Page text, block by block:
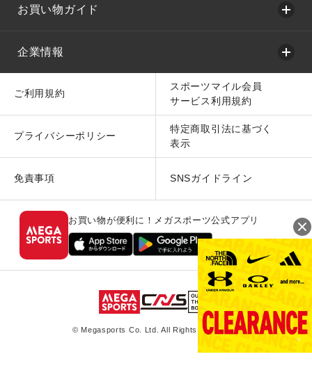
お買い物ガイド
企業情報
ご利用規約
スポーツマイル会員
サービス利用規約
プライバシーポリシー
特定商取引法に基づく
表示
免責事項 SNSガイドライン
お買い物が便利に！メガスポーツ公式アプリ
© Megasports Co. Ltd. All Rights Reserved.